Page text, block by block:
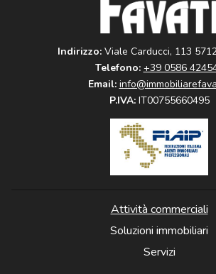
Indirizzo: Viale Carducci, 113
Telefono: +39 0586
Email:
P.IVA:IT00755660495
Attività commerciali
Soluzioni immobiliari
Servizi